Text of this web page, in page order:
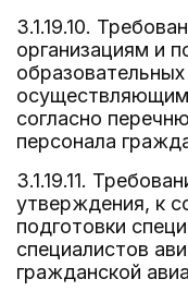
3.1.19.10.
организациям и
осуществляющим
согласно
персонала
3.1.19.11.
утверждения, к
подготовки
специалистов
гражданской